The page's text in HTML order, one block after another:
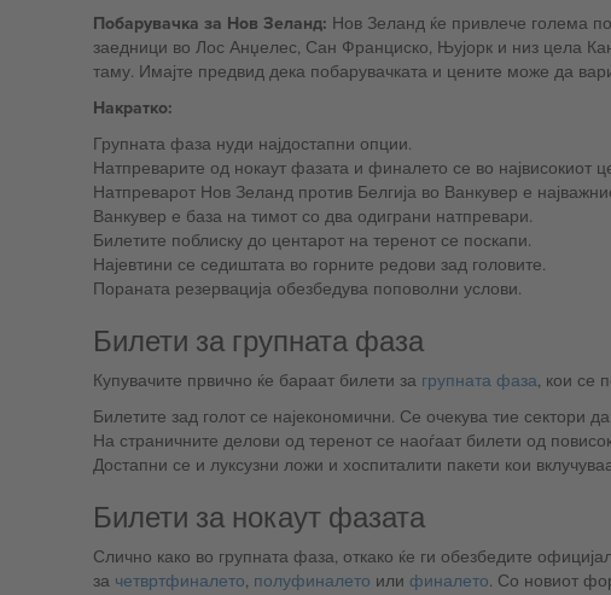
Побарувачка за Нов Зеланд: Нов Зеланд ќе привлече голема
заедници во Лос Анџелес, Сан Франциско, Њујорк и низ цела Канада — особено во Ванкувер, кој ќе биде како домашен терен за тимот со оглед на двата закажани
таму. Имајте предвид дека побарувачката и цените може да
Накратко:
Групната фаза нуди најдостапни опции.
Натпреварите од нокаут фазата и финалето се во највисокиот
Натпреварот Нов Зеланд против Белгија во Ванкувер е
Ванкувер е база на тимот со два одиграни натпревари.
Билетите поблиску до центарот на теренот се поскапи.
Најевтини се седиштата во горните редови зад головите.
Пораната резервација обезбедува поповолни услови.
Билети за групната фаза
Купувачите првично ќе бараат билети за групната фаза, кои се
Билетите зад голот се најекономични. Се очекува тие сектори
На страничните делови од теренот се наоѓаат билети од
Достапни се и луксузни ложи и хоспиталити пакети кои
Билети за нокаут фазата
Слично како во групната фаза, откако ќе ги обезбедите
за четвртфиналето, полуфиналето или финалето. Со новиот